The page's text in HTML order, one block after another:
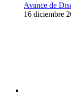
Avance de
16 diciembre